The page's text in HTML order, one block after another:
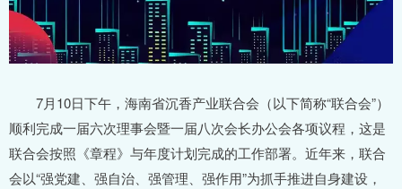
7月10日下午，海南省沉香产业联合会（以下简称“联合会”）
顺利完成一届六次理事会暨一届八次会长办公会各项议程，这是
联合会按照《章程》与年度计划完成的工作部署。近年来，联合
会以“强党建、强自治、强管理、强作用”为抓手推进自身建设，